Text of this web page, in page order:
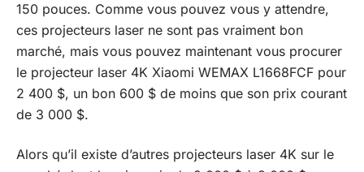
150 pouces. Comme vous pouvez vous y attendre,
ces projecteurs laser ne sont pas vraiment bon
marché, mais vous pouvez maintenant vous procurer
le projecteur laser 4K Xiaomi WEMAX L1668FCF pour
2 400 $, un bon 600 $ de moins que son prix courant
de 3 000 $.
Alors qu’il existe d’autres projecteurs laser 4K sur le